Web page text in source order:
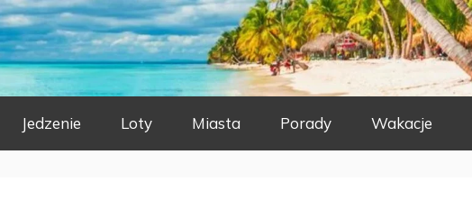
Jedzenie Loty Miasta Porady Wakacje